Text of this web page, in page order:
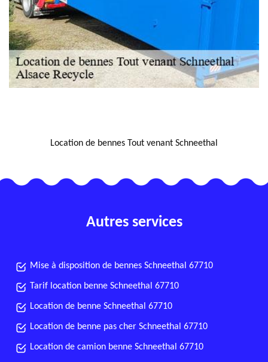
Location de bennes Tout venant Schneethal
Autres services
Mise à disposition de bennes Schneethal 67710
Tarif location benne Schneethal 67710
Location de benne Schneethal 67710
Location de benne pas cher Schneethal 67710
Location de camion benne Schneethal 67710